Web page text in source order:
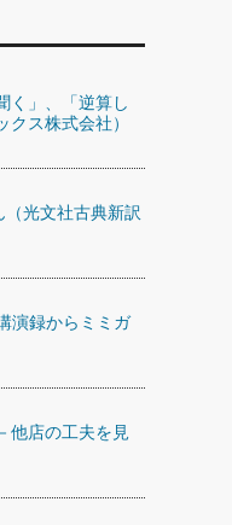
とみる
ネジメント」
うあん)(166)
「ミミガク」のすすめ
」、「逆算し
ス株式会社）
光文社古典新訳
演録からミミガ
他店の工夫を見